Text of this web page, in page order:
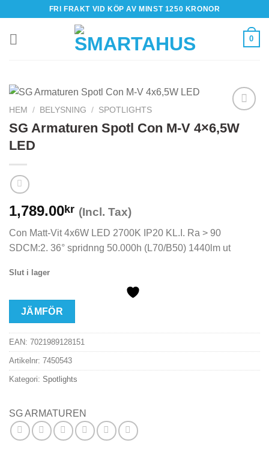
content
FRI FRAKT VID KÖP AV MINST 1250 KRONOR
0
HEM / BELYSNING / SPOTLIGHTS
SG Armaturen Spotl Con M-V 4×6,5W
LED
1,789.00kr (Incl. Tax)
Con Matt-Vit 4x6W LED 2700K IP20 KL.I. Ra > 90
SDCM:2. 36° spridnng 50.000h (L70/B50) 1440lm ut
Slut i lager
JÄMFÖR
EAN: 7021989128151
Artikelnr: 7450543
Kategori: Spotlights
SG ARMATUREN